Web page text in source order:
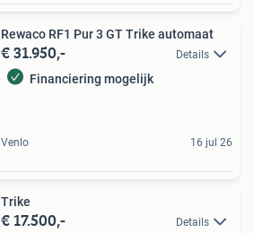
Rewaco RF1 Pur 3 GT Trike automaat
€ 31.950,- Details
Financiering mogelijk
Venlo 16 jul 26
Trike
€ 17.500,- Details